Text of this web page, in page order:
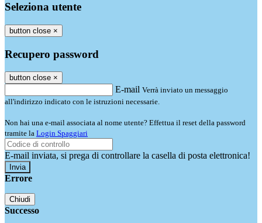
Seleziona utente
button close ×
Recupero password
button close ×
E-mail Verrà inviato un messaggio
all'indirizzo indicato con le istruzioni necessarie.
Non hai una e-mail associata al nome utente? Effettua il reset della password
tramite la Login Spaggiari
E-mail inviata, si prega di controllare la casella di posta elettronica!
Errore
Chiudi
Successo